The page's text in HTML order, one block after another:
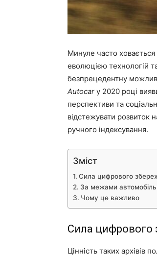
Минуле часто
еволюцією технологій
безпрецедентну
Autocar у 2020 році
перспективи та
відстежувати розвиток
ручного індексування.
Зміст
Сила цифрового
За межами
Чому це важливо
Сила цифрового
Цінність таких архівів